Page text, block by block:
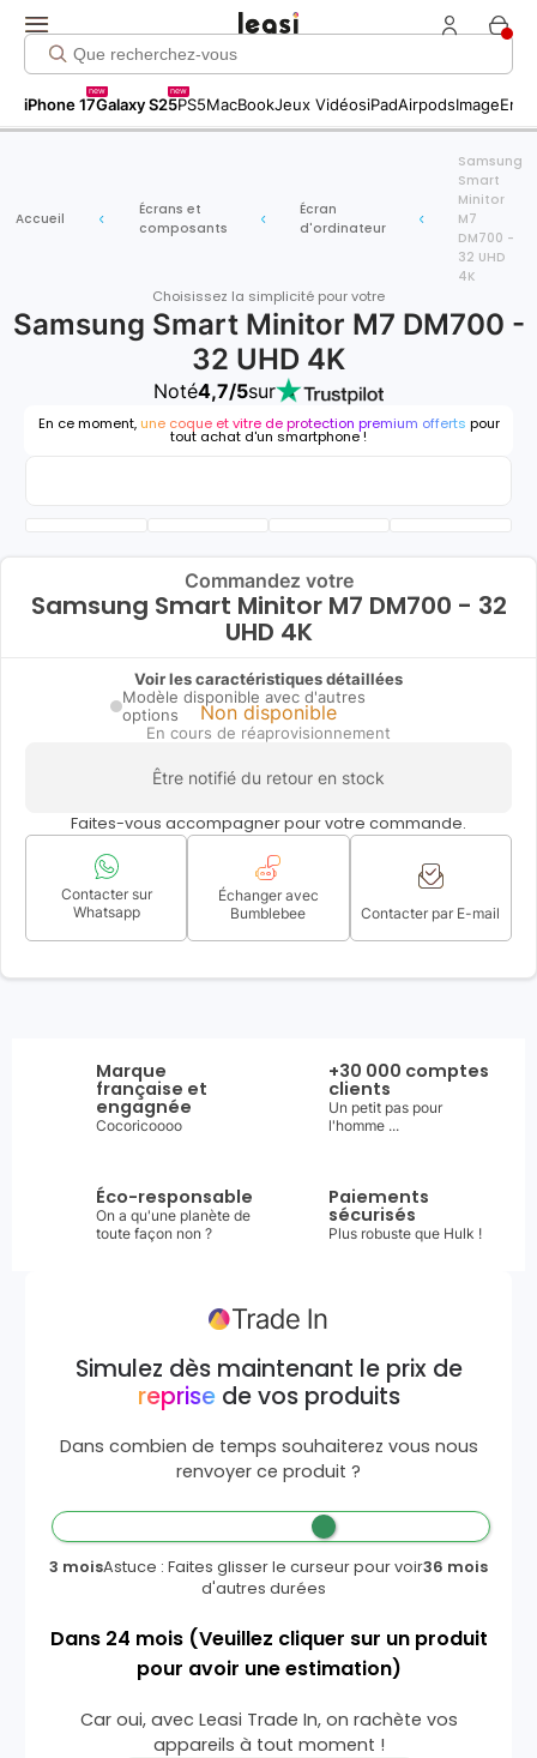
iPhone 17
new
Galaxy S25
new
PS5MacBookJeux VidéosiPadAirpodsImage
Accueil
Écrans et
composants
Écran
d'ordinateur
Samsung
Smart
Minitor
M7
DM700 -
32 UHD
4K
Choisissez la simplicité pour votre
Samsung Smart Minitor M7 DM700 -
32 UHD 4K
Noté4,7/5sur
En ce moment, une coque et vitre de protection premium offerts pour
tout achat d'un smartphone !
Commandez votre
Samsung Smart Minitor M7 DM700 - 32
UHD 4K
Voir les caractéristiques détaillées
Modèle disponible avec d'autres
options
Non disponible
En cours de réaprovisionnement
Être notifié du retour en stock
Faites-vous accompagner pour votre commande.
Contacter sur
Whatsapp
Échanger avec
Bumblebee
Contacter par E-mail
Marque
française et
engagnée
Cocoricoooo
+30 000 comptes
clients
Un petit pas pour
l'homme ...
Éco-responsable
On a qu'une planète de
toute façon non ?
Paiements
sécurisés
Plus robuste que Hulk !
Simulez dès maintenant le prix de
reprisede vos produits
Dans combien de temps souhaiterez vous nous
renvoyer ce produit ?
3 moisAstuce : Faites glisser le curseur pour voir
d'autres durées
36 mois
Dans 24 mois (Veuillez cliquer sur un produit
pour avoir une estimation)
Car oui, avec Leasi Trade In, on rachète vos
appareils à tout moment !